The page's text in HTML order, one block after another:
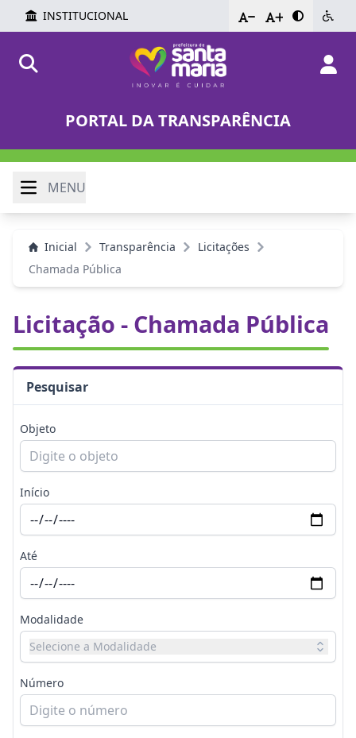
INSTITUCIONAL - +
PORTAL DA TRANSPARÊNCIA
MENU
Inicial Transparência
Licitações
Chamada Pública
Licitação - Chamada Pública
Pesquisar
Objeto
Início
Até
Modalidade
Selecione a Modalidade
Número